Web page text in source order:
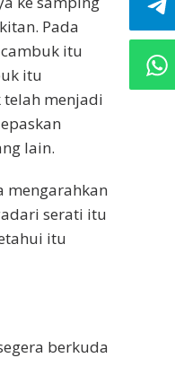
Pada
itu
itu
telah menjadi
lain.
mengarahkan
serati itu
itu
berkuda